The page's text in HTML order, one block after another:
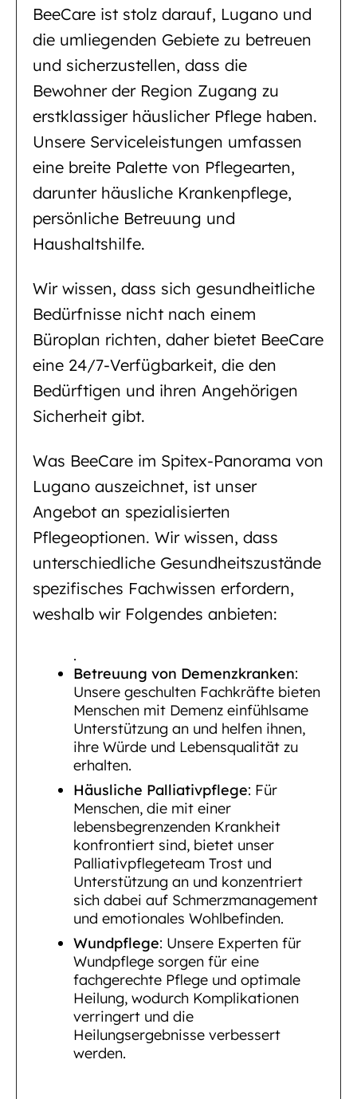
BeeCare ist stolz darauf, Lugano und
die umliegenden Gebiete zu betreuen
und sicherzustellen, dass die
Bewohner der Region Zugang zu
erstklassiger häuslicher Pflege haben.
Unsere Serviceleistungen umfassen
eine breite Palette von Pflegearten,
darunter häusliche Krankenpflege,
persönliche Betreuung und
Haushaltshilfe.
Wir wissen, dass sich gesundheitliche
Bedürfnisse nicht nach einem
Büroplan richten, daher bietet BeeCare
eine 24/7-Verfügbarkeit, die den
Bedürftigen und ihren Angehörigen
Sicherheit gibt.
Was BeeCare im Spitex-Panorama von
Lugano auszeichnet, ist unser
Angebot an spezialisierten
Pflegeoptionen. Wir wissen, dass
unterschiedliche Gesundheitszustände
spezifisches Fachwissen erfordern,
weshalb wir Folgendes anbieten:
.
Betreuung von Demenzkranken:
Unsere geschulten Fachkräfte bieten
Menschen mit Demenz einfühlsame
Unterstützung an und helfen ihnen,
ihre Würde und Lebensqualität zu
erhalten.
Häusliche Palliativpflege: Für
Menschen, die mit einer
lebensbegrenzenden Krankheit
konfrontiert sind, bietet unser
Palliativpflegeteam Trost und
Unterstützung an und konzentriert
sich dabei auf Schmerzmanagement
und emotionales Wohlbefinden.
Wundpflege: Unsere Experten für
Wundpflege sorgen für eine
fachgerechte Pflege und optimale
Heilung, wodurch Komplikationen
verringert und die
Heilungsergebnisse verbessert
werden.